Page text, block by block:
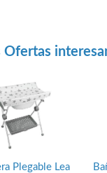
Ofertas
Plegable Lea